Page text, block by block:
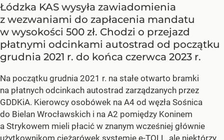
Łódzka KAS wysyła zawiadomienia
z wezwaniami do zapłacenia mandatu
w wysokości 500 zł. Chodzi o przejazd
płatnymi odcinkami autostrad od początku
grudnia 2021 r. do końca czerwca 2023 r.
Na początku grudnia 2021 r. na stałe otwarto bramki
na płatnych odcinkach autostrad zarządzanych przez
GDDKiA. Kierowcy osobówek na A4 od węzła Sośnica
do Bielan Wrocławskich i na A2 pomiędzy Koninem
a Strykowem mieli płacić w znanym wcześniej głównie
użytkownikom ciężarówek systemie e-TOLL, ale niektórzy